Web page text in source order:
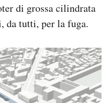
di grossa cilindrata
da tutti, per la fuga.